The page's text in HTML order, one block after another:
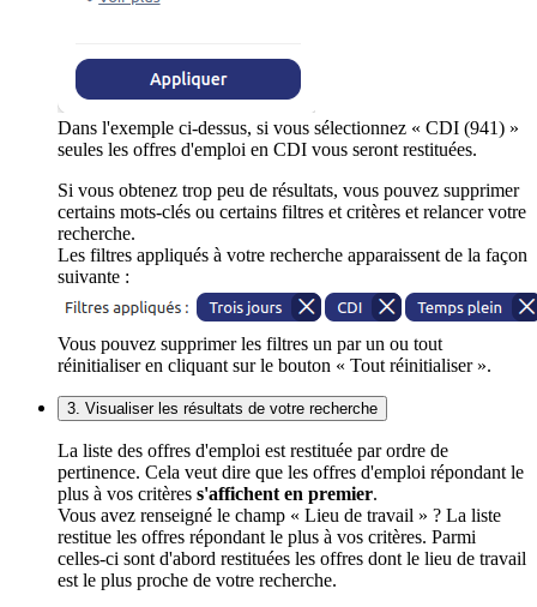
Dans l'exemple ci-dessus, si vous sélectionnez « CDI (941) »
seules les offres d'emploi en CDI vous seront restituées.
Si vous obtenez trop peu de résultats, vous pouvez supprimer
certains mots-clés ou certains filtres et critères et relancer votre
recherche.
Les filtres appliqués à votre recherche apparaissent de la façon
suivante :
Vous pouvez supprimer les filtres un par un ou tout
réinitialiser en cliquant sur le bouton « Tout réinitialiser ».
3. Visualiser les résultats de votre recherche
La liste des offres d'emploi est restituée par ordre de
pertinence. Cela veut dire que les offres d'emploi répondant le
plus à vos critères s'affichent en premier.
Vous avez renseigné le champ « Lieu de travail » ? La liste
restitue les offres répondant le plus à vos critères. Parmi
celles-ci sont d'abord restituées les offres dont le lieu de travail
est le plus proche de votre recherche.